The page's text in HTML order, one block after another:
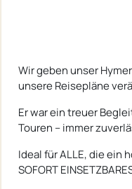
Wir geben unser
unsere Reisepläne
Er war ein treuer
Touren – immer
Ideal für ALLE, die ein
SOFORT